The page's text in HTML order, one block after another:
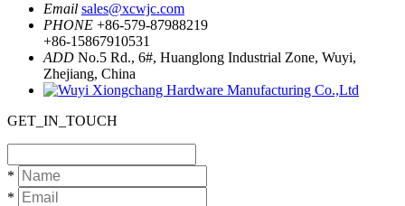
Email sales@xcwjc.com
PHONE +86-579-87988219
+86-15867910531
ADD No.5 Rd., 6#, Huanglong Industrial Zone, Wuyi,
Zhejiang, China
GET_IN_TOUCH
*
*